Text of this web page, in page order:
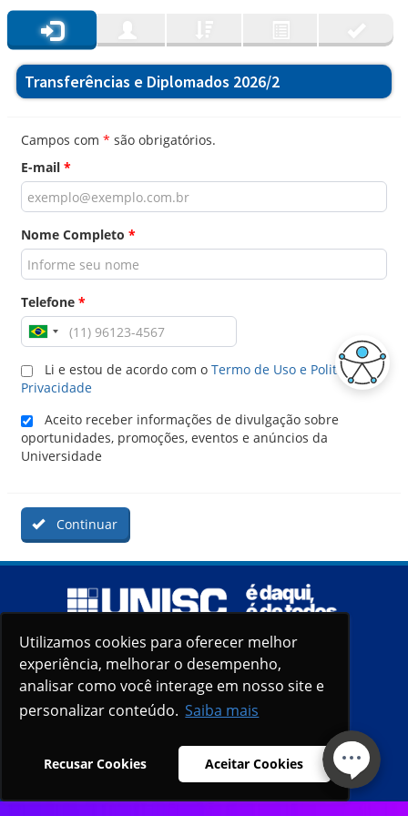
Utilizamos cookies para oferecer melhor
experiência, melhorar o desempenho,
analisar como você interage em nosso site e
personalizar conteúdo. Saiba mais
Recusar Cookies Aceitar Cookies
Utilizamos cookies para oferecer melhor
experiência, melhorar o desempenho,
analisar como você interage em nosso site e
personalizar conteúdo. Saiba mais
Recusar Cookies Aceitar Cookies
Transferências e Diplomados 2026/2
Campos com * são obrigatórios.
E-mail *
Nome Completo *
Telefone *
Li e estou de acordo com o Termo de Uso e Politica de
Privacidade
Aceito receber informações de divulgação sobre
oportunidades, promoções, eventos e anúncios da
Universidade
Continuar